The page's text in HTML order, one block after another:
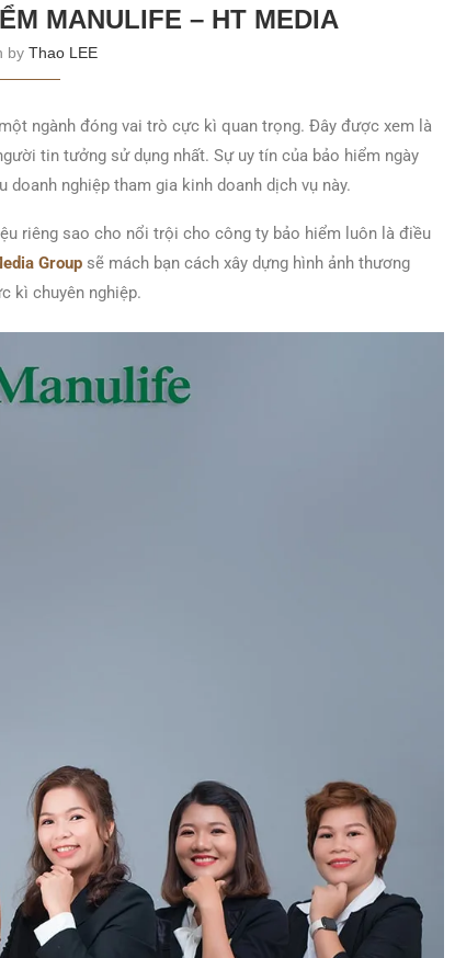
MANULIFE – HT MEDIA
by Thao LEE
ngành đóng vai trò cực kì quan trọng. Đây được xem là
tin tưởng sử dụng nhất. Sự uy tín của bảo hiểm ngày
nghiệp tham gia kinh doanh dịch vụ này.
riêng sao cho nổi trội cho công ty bảo hiểm luôn là điều
Group sẽ mách bạn cách xây dựng hình ảnh thương
kì chuyên nghiệp.